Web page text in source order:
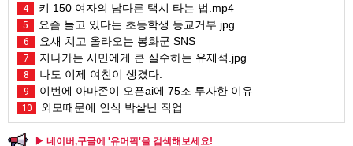
4 키 150 여자의 남다른 택시 타는 법.mp4
5 요즘 늘고 있다는 초등학생 등교거부.jpg
6 요새 치고 올라오는 봉화군 SNS
7 지나가는 시민에게 큰 실수하는 유재석.jpg
8 나도 이제 여친이 생겼다.
9 이번에 아마존이 오픈ai에 75조 투자한 이유
10 외모때문에 인식 박살난 직업
▶ 네이버,구글에 '유머픽'을 검색해보세요!